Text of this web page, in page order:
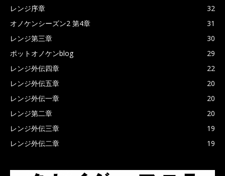
レンジ序章
32
オノケンシーズン2 第4章
31
レンジ第三章
30
ポットオノケンblog
29
レンジ外伝四章
22
レンジ外伝五章
20
レンジ外伝一章
20
レンジ第二章
20
レンジ外伝三章
19
レンジ外伝二章
19